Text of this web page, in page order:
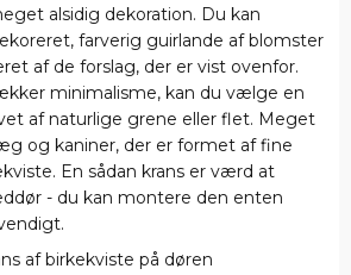
alsidig dekoration. Du kan
farverig guirlande af blomster
af de forslag, der er vist ovenfor.
minimalisme, kan du vælge en
af naturlige grene eller flet. Meget
og kaniner, der er formet af fine
En sådan krans er værd at
- du kan montere den enten